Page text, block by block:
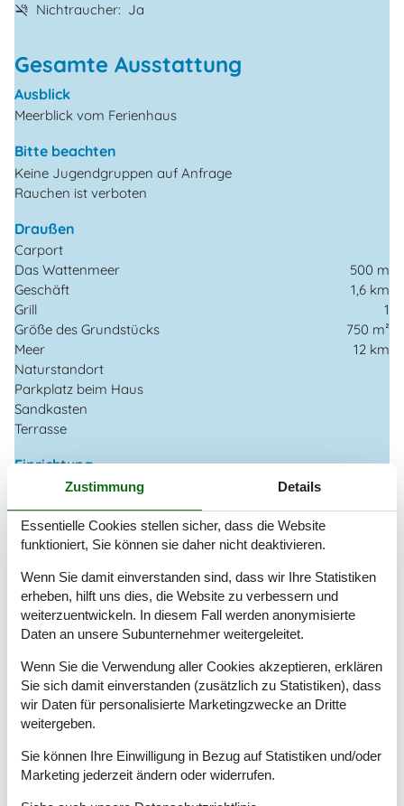
Nichtraucher
Ja
Gesamte Ausstattung
Ausblick
Meerblick vom Ferienhaus
Bitte beachten
Keine Jugendgruppen auf Anfrage
Rauchen ist verboten
Draußen
Carport
Das Wattenmeer
500 m
Geschäft
1,6 km
Grill
1
Größe des Grundstücks
750 m²
Meer
12 km
Naturstandort
Parkplatz beim Haus
Sandkasten
Terrasse
Einrichtung
2 Ebenen
Anzahl Erwachsene inkl. 4-11 Jahre
Anzahl Kinder (0-3 Jahre)
Baujahr
Ferienhaus
Gefrierkapazität (Anzahl Liter)
Haustiere
Holzofen
Renovierung
2025
Waschmaschine
Wäschetrockner
Küche
Anzahl der Keramikkochplatten
Heißluftofen
Zustimmung Details
Essentielle Cookies stellen sicher, dass die Website
funktioniert, Sie können sie daher nicht deaktivieren.
Wenn Sie damit einverstanden sind, dass wir Ihre Statistiken
erheben, hilft uns dies, die Website zu verbessern und
weiterzuentwickeln. In diesem Fall werden anonymisierte
Daten an unsere Subunternehmer weitergeleitet.
Wenn Sie die Verwendung aller Cookies akzeptieren, erklären
Sie sich damit einverstanden (zusätzlich zu Statistiken), dass
wir Daten für personalisierte Marketingzwecke an Dritte
weitergeben.
Sie können Ihre Einwilligung in Bezug auf Statistiken und/oder
Marketing jederzeit ändern oder widerrufen.